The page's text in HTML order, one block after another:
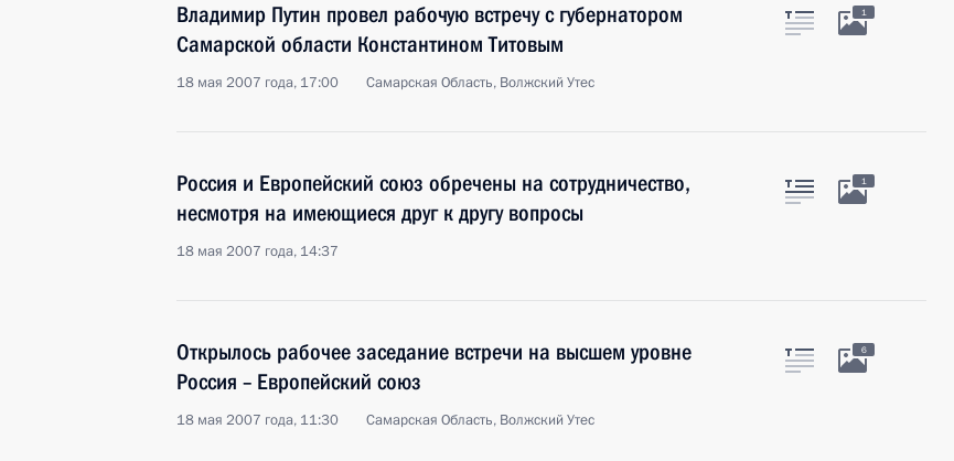
Владимир Путин провел рабочую встречу с губернатором
Самарской области Константином Титовым
18 мая 2007 года, 17:00 Самарская Область, Волжский Утес
1
Россия и Европейский союз обречены на сотрудничество,
несмотря на имеющиеся друг к другу вопросы
18 мая 2007 года, 14:37
1
Открылось рабочее заседание встречи на высшем уровне
Россия – Европейский союз
18 мая 2007 года, 11:30 Самарская Область, Волжский Утес
6